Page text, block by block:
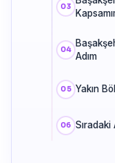
Adım
Yakın